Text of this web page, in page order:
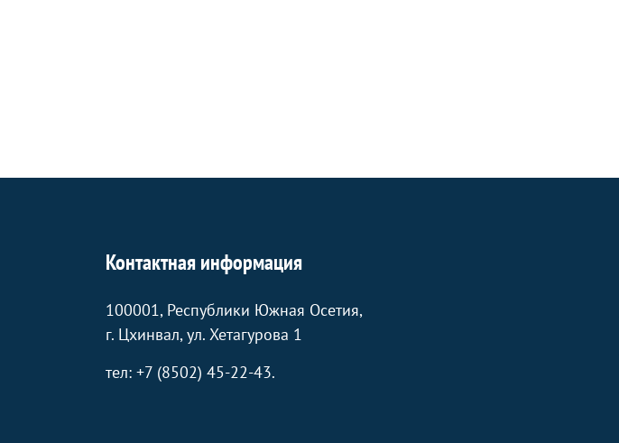
Контактная информация
100001, Республики Южная Осетия,
г. Цхинвал, ул. Хетагурова 1
тел: +7 (8502) 45-22-43.